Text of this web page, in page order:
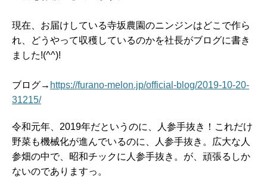
現在、お届けしている寺坂農園のニンジンはどこで作ら
れ、どうやって収穫しているのかを社長がブログに書き
ました!(^^)!
ブログ→ https://furano-melon.jp/official-blog/2019-10-20-
31215/
令和元年、2019年だというのに、人参手抜き！これだけ
野菜も機械化が進んでいるのに、人参手抜き。広大な人
参畑の中で、昭和チックに人参手抜き。が、頑張るしか
ないのでありますっ。